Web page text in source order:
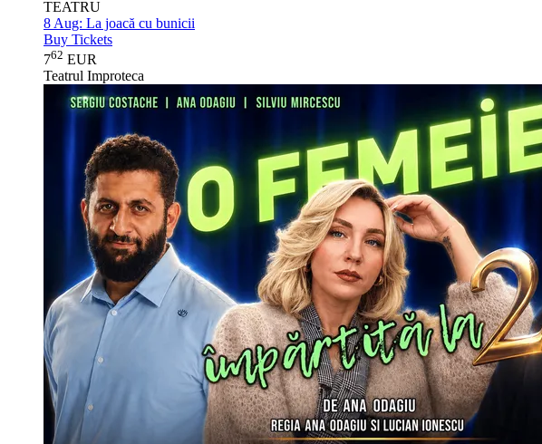
TEATRU
8 Aug: La joacă cu bunicii
Buy Tickets
762 EUR
Teatrul Improteca